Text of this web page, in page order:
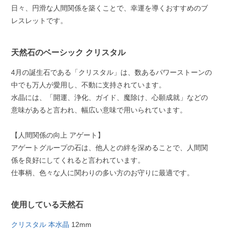
日々、円滑な人間関係を築くことで、幸運を導くおすすめのブ
レスレットです。
天然石のベーシック クリスタル
4月の誕生石である「クリスタル」は、数あるパワーストーンの
中でも万人が愛用し、不動に支持されています。
水晶には、「開運、浄化、ガイド、魔除け、心願成就」などの
意味があると言われ、幅広い意味で用いられています。
【人間関係の向上 アゲート】
アゲートグループの石は、他人との絆を深めることで、人間関
係を良好にしてくれると言われています。
仕事柄、色々な人に関わりの多い方のお守りに最適です。
使用している天然石
クリスタル 本水晶 12mm